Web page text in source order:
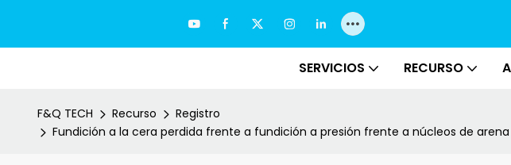
SERVICIOS RECURSO
F&Q TECH Recurso
Registro
Fundición a la cera perdida frente a fundición a presión frente a núcleos de